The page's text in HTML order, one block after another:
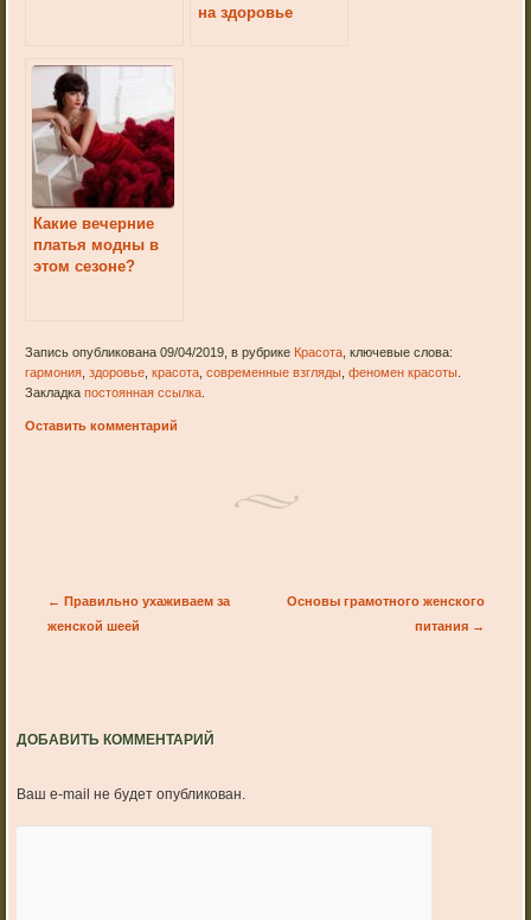
на здоровье
Какие вечерние
платья модны в
этом сезоне?
Запись опубликована 09/04/2019, в рубрике Красота , ключевые слова:
гармония ,здоровье ,красота ,современные взгляды ,феномен красоты
Закладкапостоянная ссылка
Оставить комментарий
Post navigation
← Правильно ухаживаем за
женской шеей
Основы грамотного женского
питания →
ДОБАВИТЬ КОММЕНТАРИЙ
Ваш e-mail не будет опубликован.